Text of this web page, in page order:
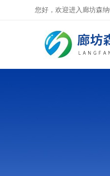
您好，欢迎进入廊坊森